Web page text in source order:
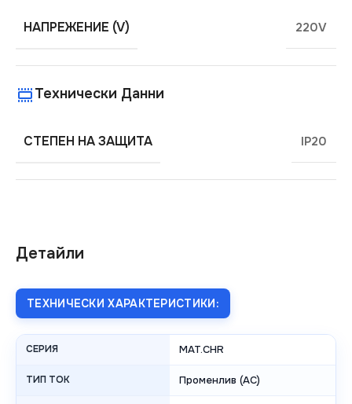
Детайли
ТЕХНИЧЕСКИ ХАРАКТЕРИСТИКИ:
СЕРИЯ MAT.CHR
ТИП ТОК Променлив (AC)
НАПРЕЖЕНИЕ (V) 220V
Технически Данни
СТЕПЕН НА ЗАЩИТА IP20